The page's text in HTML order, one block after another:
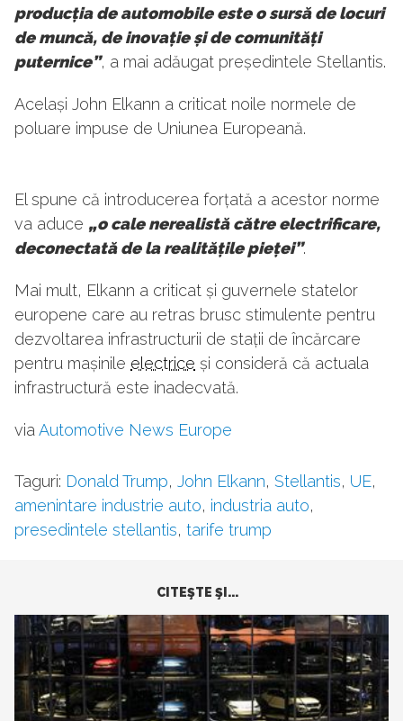
producția de automobile este o sursă de locuri
de muncă, de inovație și de comunități
puternice”, a mai adăugat președintele Stellantis.
Același John Elkann a criticat noile normele de
poluare impuse de Uniunea Europeană.
El spune că introducerea forțată a acestor norme
va aduce „o cale nerealistă către electrificare,
deconectată de la realitățile pieței”.
Mai mult, Elkann a criticat și guvernele statelor
europene care au retras brusc stimulente pentru
dezvoltarea infrastructurii de stații de încărcare
pentru mașinile electrice și consideră că actuala
infrastructură este inadecvată.
viaAutomotive News Europe
Taguri: Donald Trump, John Elkann, Stellantis, UE,
amenintare industrie auto, industria auto,
presedintele stellantis, tarife trump
CITEŞTE ŞI...